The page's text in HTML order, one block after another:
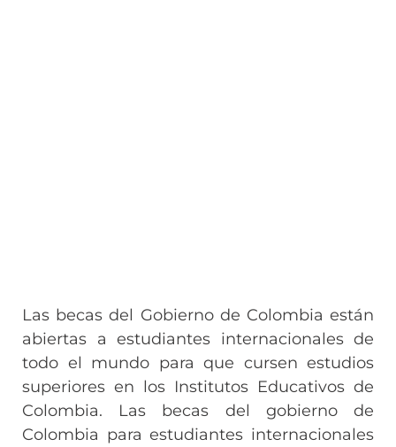
Las becas del Gobierno de Colombia están
abiertas a estudiantes internacionales de
todo el mundo para que cursen estudios
superiores en los Institutos Educativos de
Colombia. Las becas del gobierno de
Colombia para estudiantes internacionales